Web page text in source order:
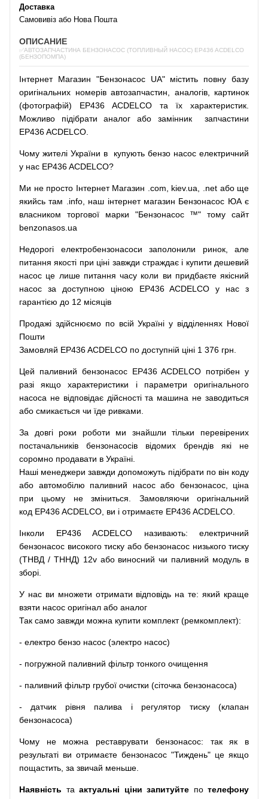
Доставка
Самовивіз або Нова Пошта
ОПИСАНИЕ
✅АВТОЗАПЧАСТИНА БЕНЗОНАСОС (ТОПЛИВНЫЙ НАСОС) EP436 ACDELCO
(БЕНЗОПОМПА)
Інтернет Магазин "Бензонасос UA" містить повну базу
оригінальних номерів автозапчастин аналогів,
картинок
(фотографій) EP436 ACDELCO та їх характеристик.
Можливо
підібрати аналог або замінникзапчастини
EP436 ACDELCO.
Чому жителі України в купують бензо насос електричний
у нас EP436 ACDELCO?
Ми не просто Інтернет Магазин .com kiev.ua .net або ще
якийсь там .info, наш інтернет магазин Бензонасос ЮА є
власником
торгової марки "Бензонасос ™" тому
сайт
benzonasos.ua
Недорогі електробензонасоси заполонили ринок,
але
питання якості при ціні завжди страждає і купити дешевий
насос це лише питання часу коли ви придбаєте якісний
насос
за доступною ціною EP436 ACDELCO у нас з
гарантією до 12 місяців
Продажі здійснюємо по всій Україні у відділеннях Нової
Пошти
Замовляй EP436 ACDELCO по доступній ціні 1 376 грн.
Цей паливний бензонасосEP436 ACDELCO потрібен у
разі
якщо характеристики і параметри
оригінального
насоса не відповідає дійсності та машина не заводиться
або смикається чи їде ривками
За довгі роки роботи ми знайшли тільки
перевірених
постачальників
бензонасосів відомих брендів які
не
соромно продавати в Україні.
Наші менеджери завжди допоможуть підібрати по він коду
або автомобілю паливний насос або бензонасос,
ціна
при
цьому не зміниться Замовляючи
оригінальний
код EP436 ACDELCO, ви і отримаєте EP436 ACDELCO.
Інколи EP436 ACDELCO називають:
електричний
бензонасос високого тиску або бензонасос низького тиску
(ТНВД / ТННД) 12v або виносний чи паливний модуль в
зборі
У нас ви множети отримати відповідь на те: який краще
взяти насос оригінал або аналог
Так само завжди можна купити комплект (ремкомплект):
- електро бензо насос (электро насос)
- погружной паливний фільтр тонкого очищення
- паливний фільтр грубої очистки (сіточка бензонасоса)
- датчик рівня палива і регулятор тиску (клапан
бензонасоса)
Чому не можна реставрувати бензонасос: так як
в
результаті ви отримаєте бензонасос "Тиждень" це якщо
пощастить, за звичай меньше.
Наявність та актуальні ціни запитуйте по телефону